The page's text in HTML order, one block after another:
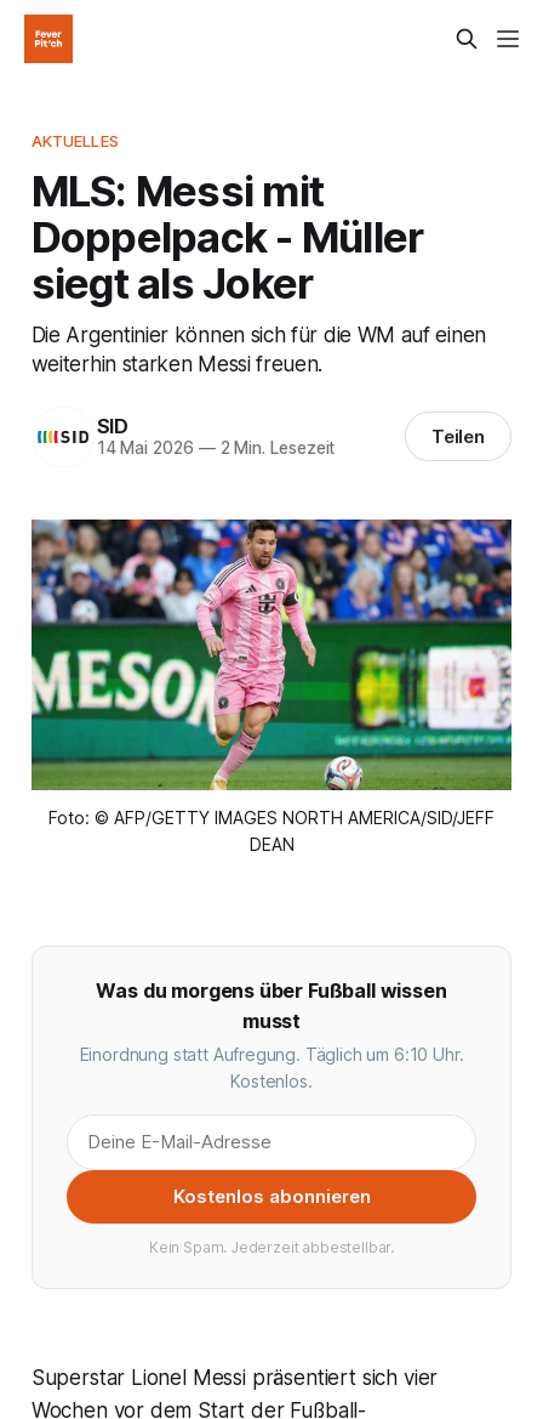
AKTUELLES
MLS: Messi mit
Doppelpack - Müller
siegt als Joker
Die Argentinier können sich für die WM auf einen
weiterhin starken Messi freuen.
SID
14 Mai 2026 —2 Min. Lesezeit Teilen
Foto: © AFP/GETTY IMAGES NORTH AMERICA/SID/JEFF
DEAN
Was du morgens über Fußball wissen
musst
Einordnung statt Aufregung. Täglich um 6:10 Uhr.
Kostenlos.
Kostenlos abonnieren
Kein Spam. Jederzeit abbestellbar.
Superstar Lionel Messi präsentiert sich vier
Wochen vor dem Start der Fußball-